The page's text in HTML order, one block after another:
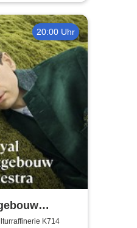
20:00 Uhr
Ólafsson
K714